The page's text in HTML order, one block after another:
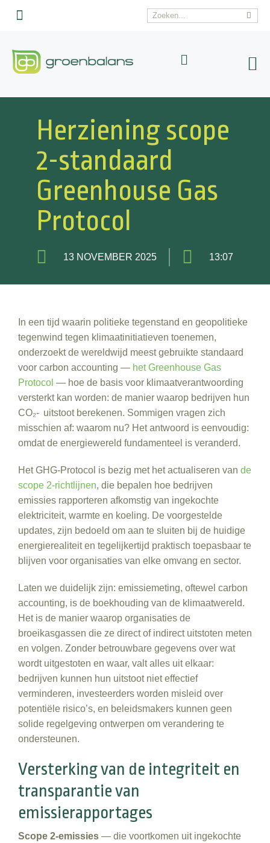
Herziening scope
2-standaard
Greenhouse Gas
Protocol
13 NOVEMBER 2025 13:07
In een tijd waarin politieke tegenstand en geopolitieke
tegenwind tegen klimaatinitiatieven toenemen,
onderzoekt de wereldwijd meest gebruikte standaard
voor carbon accounting — het Greenhouse Gas
Protocol — hoe de basis voor klimaatverantwoording
versterkt kan worden: de manier waarop bedrijven hun
CO₂- uitstoot berekenen. Sommigen vragen zich
misschien af: waarom nu? Het antwoord is eenvoudig:
omdat de energiewereld fundamenteel is veranderd.
Het GHG-Protocol is bezig met het actualiseren van de
scope 2-richtlijnen, die bepalen hoe bedrijven
emissies rapporteren afkomstig van ingekochte
elektriciteit, warmte en koeling. De voorgestelde
updates, zijn bedoeld om aan te sluiten bij de huidige
energierealiteit en tegelijkertijd praktisch toepasbaar te
blijven voor organisaties van elke omvang en sector.
Laten we duidelijk zijn: emissiemeting, oftewel carbon
accounting, is de boekhouding van de klimaatwereld.
Het is de manier waarop organisaties de
broeikasgassen die ze direct of indirect uitstoten meten
en volgen. Zonder betrouwbare gegevens over wat
wordt uitgestoten en waar, valt alles uit elkaar:
bedrijven kunnen hun uitstoot niet effectief
verminderen, investeerders worden misleid over
potentiële risico’s, en beleidsmakers kunnen geen
solide regelgeving ontwerpen om verandering te
ondersteunen.
Versterking van de integriteit en
transparantie van
emissierapportages
Scope 2-emissies — die voortkomen uit ingekochte